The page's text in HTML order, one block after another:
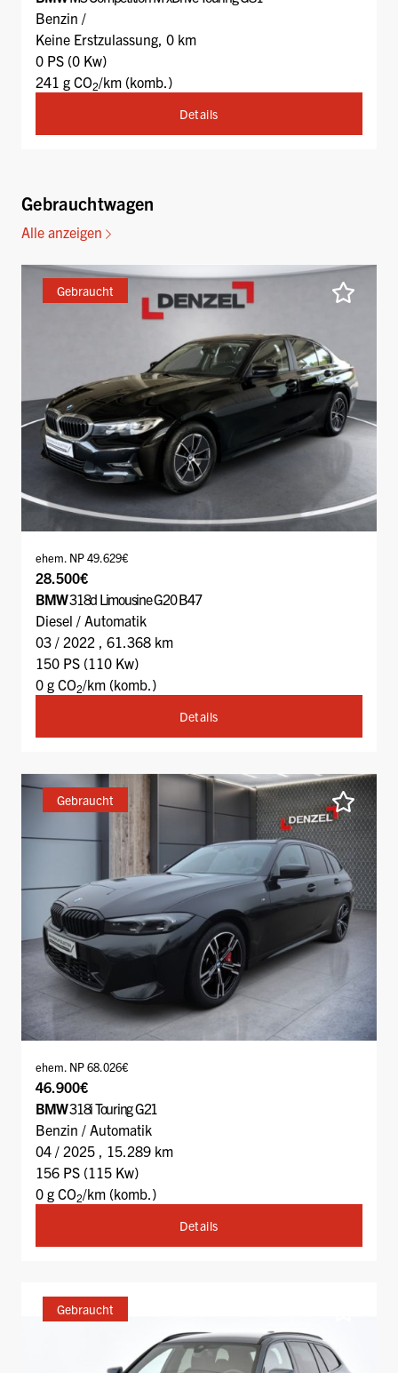
Benzin /
Keine Erstzulassung, 0 km
0 PS (0 Kw)
241 g CO2/km (komb.)
Details
Gebrauchtwagen
Alle anzeigen
Gebraucht
ehem. NP 49.629€
28.500€
BMW318d Limousine G20 B47
Diesel / Automatik
03 / 2022 , 61.368 km
150 PS (110 Kw)
0 g CO2/km (komb.)
Details
Gebraucht
ehem. NP 68.026€
46.900€
BMW318i Touring G21
Benzin / Automatik
04 / 2025 , 15.289 km
156 PS (115 Kw)
0 g CO2/km (komb.)
Details
Gebraucht